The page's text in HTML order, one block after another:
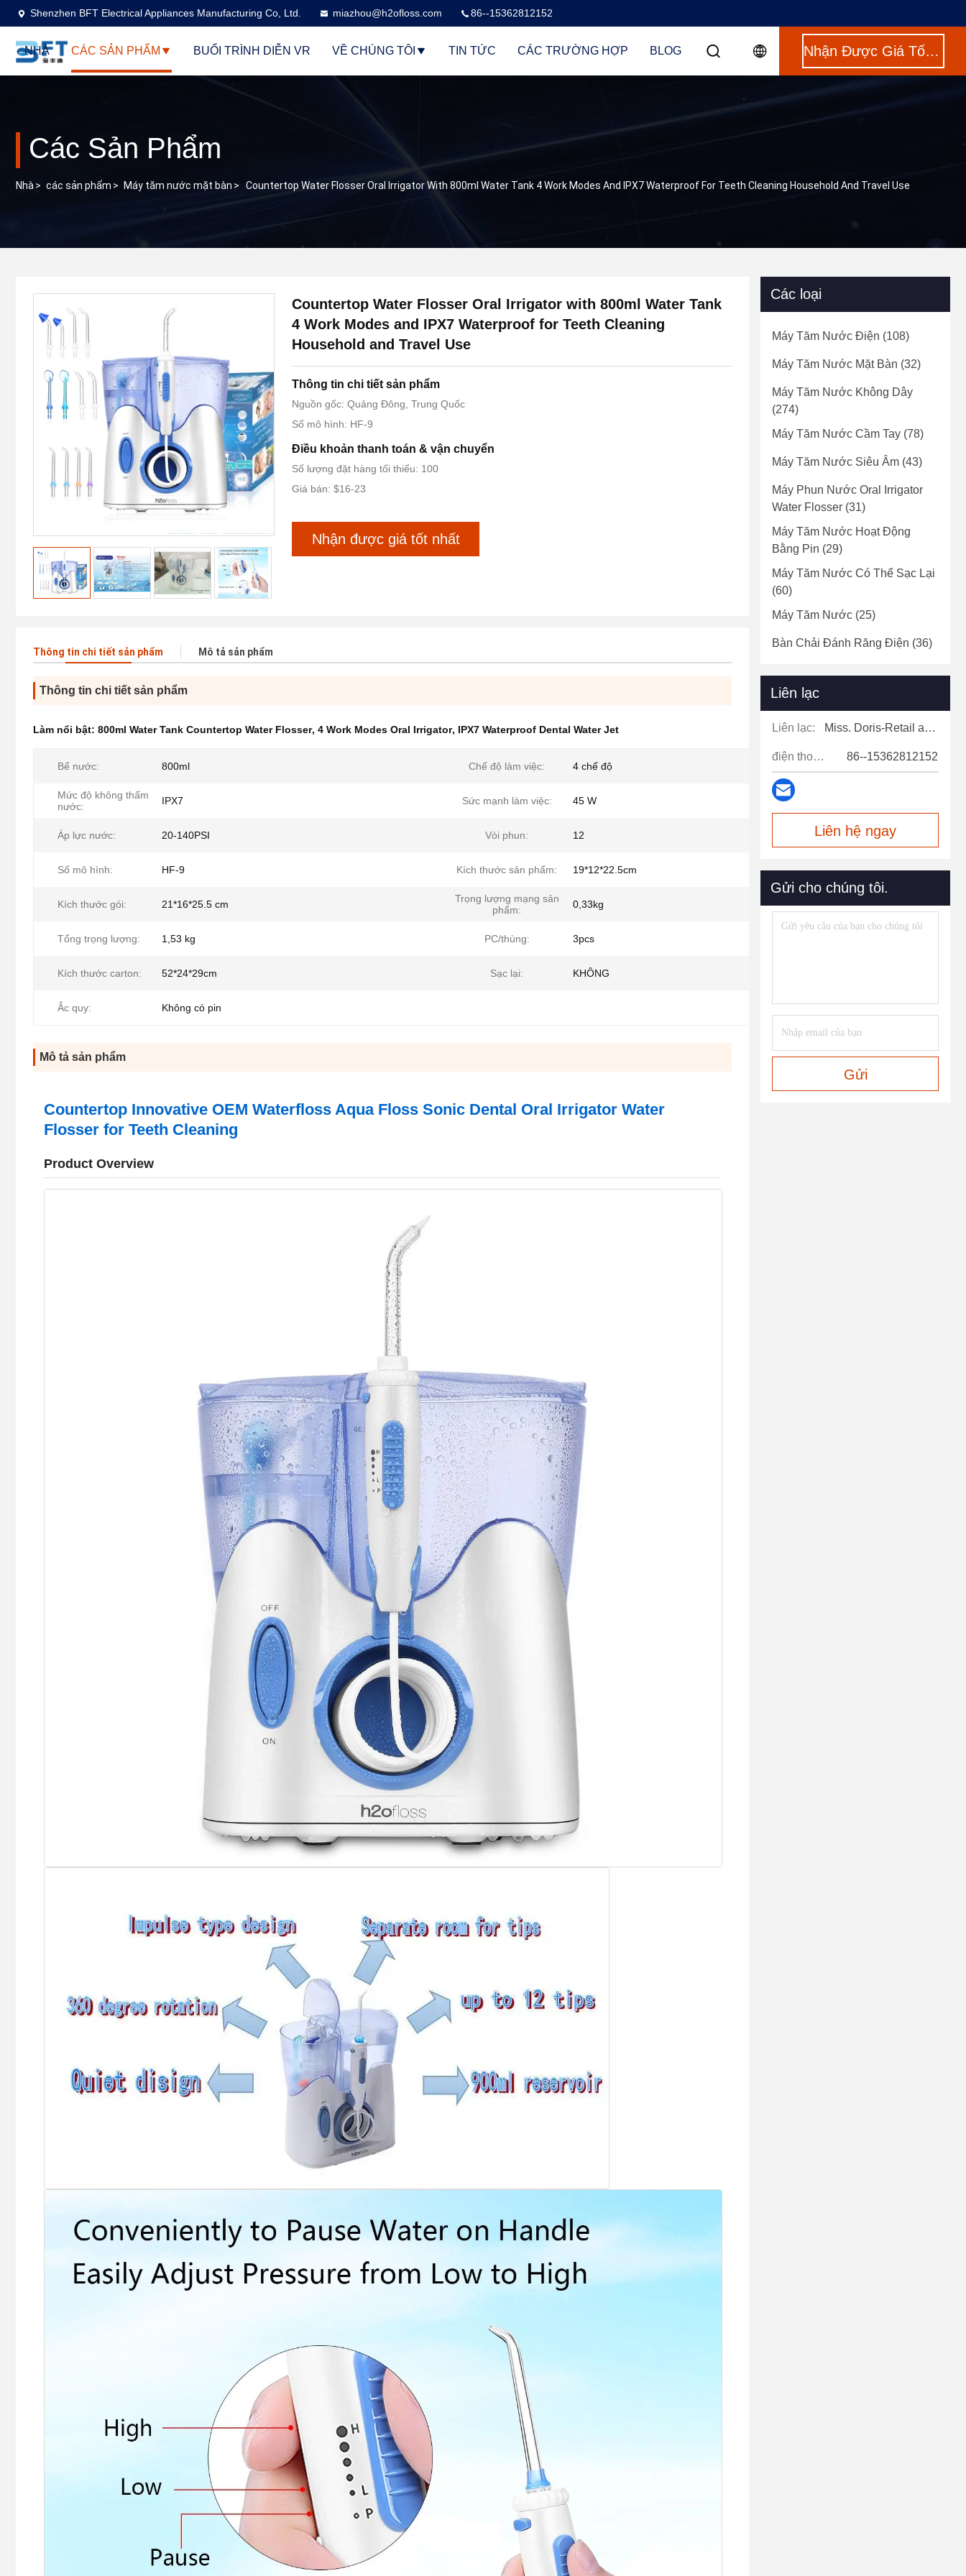
Shenzhen BFT Electrical Appliances Manufacturing Co, Ltd. miazhou@h2ofloss.com 86--15362812152
NHÀ CÁC SẢN PHẨM BUỔI TRÌNH DIỄN VR VỀ CHÚNG TÔI TIN TỨC CÁC TRƯỜNG HỢP BLOG Nhận Được Giá Tốt Nhất
Các Sản Phẩm
Nhà> các sản phẩm > Máy tăm nước mặt bàn > Countertop Water Flosser Oral Irrigator With 800ml Water Tank 4 Work Modes And IPX7 Waterproof For Teeth Cleaning Household And Travel Use
Countertop Water Flosser Oral Irrigator with 800ml Water Tank
4 Work Modes and IPX7 Waterproof for Teeth Cleaning
Household and Travel Use
Thông tin chi tiết sản phẩm
Nguồn gốc: Quảng Đông, Trung Quốc
Số mô hình: HF-9
Điều khoản thanh toán & vận chuyển
Số lượng đặt hàng tối thiểu: 100
Giá bán: $16-23
Nhận được giá tốt nhất
Thông tin chi tiết sản phẩm Mô tả sản phẩm
Thông tin chi tiết sản phẩm
Làm nổi bật: 800ml Water Tank Countertop Water Flosser, 4 Work Modes Oral Irrigator, IPX7 Waterproof Dental Water Jet
Bể nước: 800ml Chế độ làm việc: 4 chế độ
Mức độ không thấm
nước:
IPX7 Sức mạnh làm việc: 45 W
Áp lực nước: 20-140PSI Vòi phun: 12
Số mô hình: HF-9 Kích thước sản phẩm: 19*12*22.5cm
Kích thước gói: 21*16*25.5 cm
Trọng lượng mạng sản
phẩm:
0,33kg
Tổng trọng lượng: 1,53 kg PC/thùng: 3pcs
Kích thước carton: 52*24*29cm Sạc lại: KHÔNG
Ắc quy: Không có pin
Mô tả sản phẩm
Countertop Innovative OEM Waterfloss Aqua Floss Sonic Dental Oral Irrigator Water
Flosser for Teeth Cleaning
Product Overview
Các loại
Máy Tăm Nước Điện (108)
Máy Tăm Nước Mặt Bàn (32)
Máy Tăm Nước Không Dây
(274)
Máy Tăm Nước Cầm Tay (78)
Máy Tăm Nước Siêu Âm (43)
Máy Phun Nước Oral Irrigator
Water Flosser (31)
Máy Tăm Nước Hoạt Động
Bằng Pin (29)
Máy Tăm Nước Có Thể Sạc Lại
(60)
Máy Tăm Nước (25)
Bàn Chải Đánh Răng Điện (36)
Liên lạc
Liên lạc: Miss. Doris-Retail and after-sales support
điện thoại: 86--15362812152
Liên hệ ngay
Gửi cho chúng tôi.
Gửi